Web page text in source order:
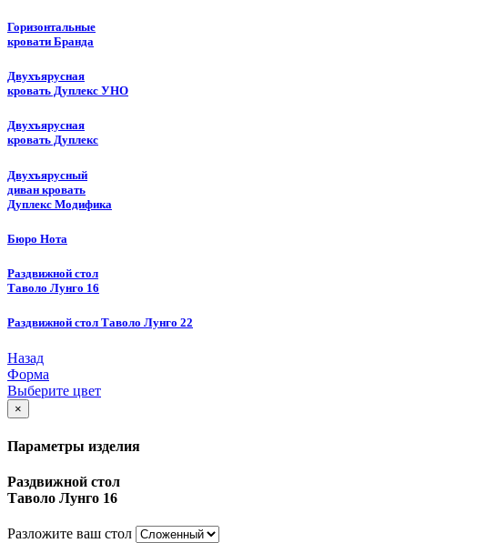
Горизонтальные
кровати Бранда
Двухъярусная
кровать Дуплекс УНО
Двухъярусная
кровать Дуплекс
Двухъярусный
диван кровать
Дуплекс Модифика
Бюро Нота
Раздвижной стол
Таволо Лунго 16
Раздвижной стол Таволо Лунго 22
Назад
Форма
Выберите цвет
×
Параметры изделия
Раздвижной стол
Таволо Лунго 16
Разложите ваш стол